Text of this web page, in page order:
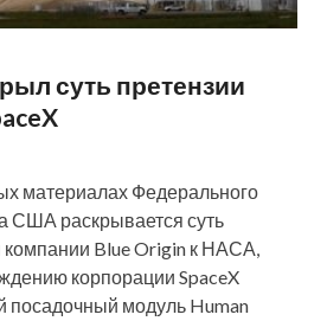
суть претензии
материалах Федерального
США раскрывается суть
компании Blue Origin к НАСА,
корпорации SpaceX
посадочный модуль Human